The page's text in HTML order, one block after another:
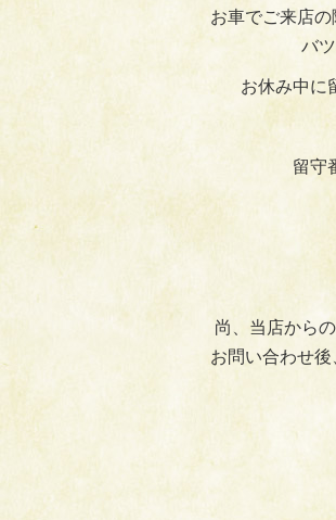
お車でご来店
バ
お休み中に
留守
尚、当店から
お問い合わせ